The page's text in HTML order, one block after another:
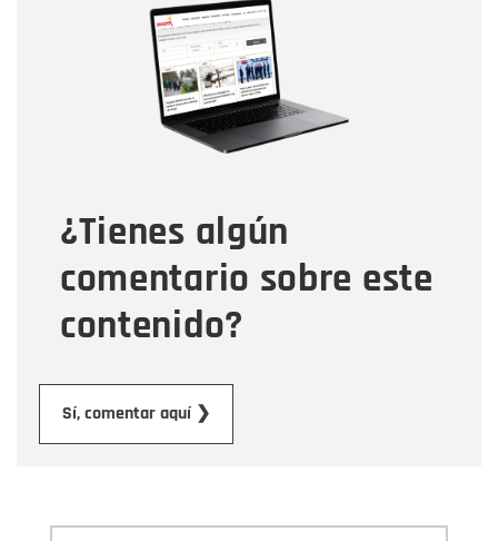
¿Tienes algún
comentario sobre este
contenido?
Sí, comentar aquí ❯
Correo electrónico
Tipo de comentario
Mensaje